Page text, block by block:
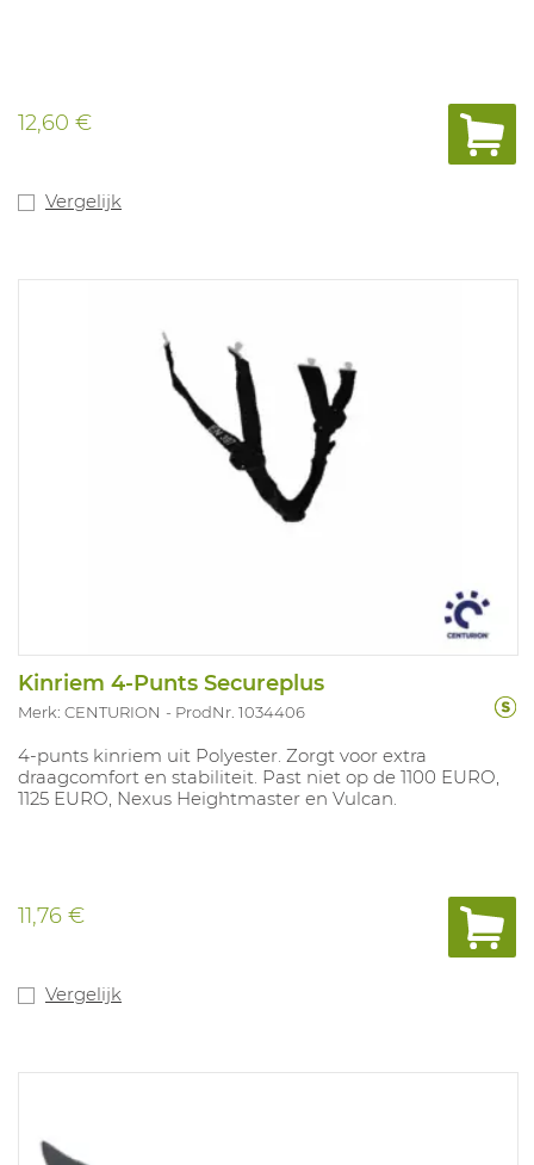
12,60 €
Vergelijk
Kinriem 4-Punts Secureplus
Merk: CENTURION ProdNr. 1034406
4-punts kinriem uit Polyester. Zorgt voor extra
draagcomfort en stabiliteit. Past niet op de 1100 EURO,
1125 EURO, Nexus Heightmaster en Vulcan.
11,76 €
Vergelijk